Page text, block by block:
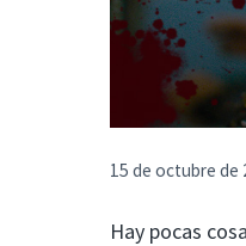
15 de octubre de
Hay pocas